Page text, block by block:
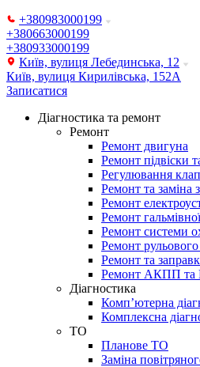
+380983000199
+380663000199
+380933000199
Київ, вулиця Лебединська, 12
Київ, вулиця Кирилівська, 152А
Записатися
Діагностика та ремонт
Ремонт
Ремонт двигуна
Ремонт підвіски
Регулювання
Ремонт та заміна
Ремонт
Ремонт
Ремонт системи
Ремонт
Ремонт та
Ремонт АКПП
Діагностика
Комп’ютерна
Комплексна
ТО
Планове ТО
Заміна